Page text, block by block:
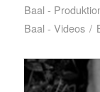
Baal -
Baal - Videos /